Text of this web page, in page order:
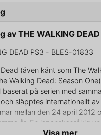
av THE WALKING DEAD
DEAD PS3 - BLES-01833
(även känt som The
Walking Dead: Season
baserat på serien med
släpptes internationellt av
mellan den 24 april 2012
år. En japanskspråkig
den 5 december 2013 av
Visa mer